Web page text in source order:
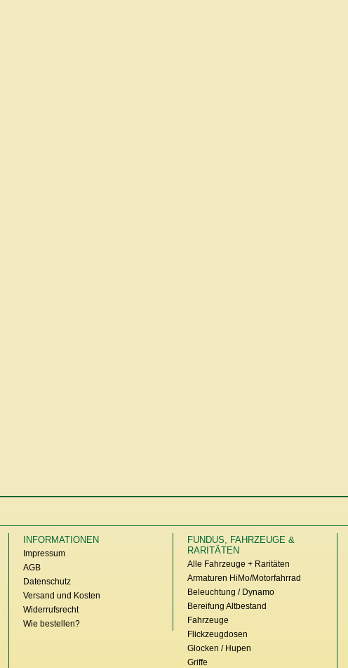
INFORMATIONEN
Impressum
AGB
Datenschutz
Versand und Kosten
Widerrufsrecht
Wie bestellen?
FUNDUS, FAHRZEUGE &
RARITÄTEN
Alle Fahrzeuge + Raritäten
Armaturen HiMo/Motorfahrrad
Beleuchtung / Dynamo
Bereifung Altbestand
Fahrzeuge
Flickzeugdosen
Glocken / Hupen
Griffe